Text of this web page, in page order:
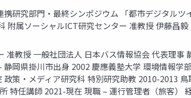
研究部門・最終シンポジウム 「都市デジタルツ
附属ソーシャルICT研究センター 准教授 伊藤昌毅
准教授 一般社団法人 日本バス情報協会 代表理事
岡県掛川市出身 2002 慶應義塾大学 環境情報学
策・メディア研究科 特別研究助教 2010-2013
特任講師 2021-現在 現職 – 運行管理者（旅客）